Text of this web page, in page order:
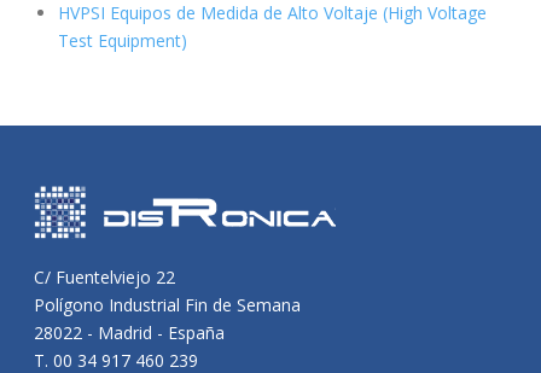
HVPSI Equipos de Medida de Alto Voltaje (High Voltage
Test Equipment)
C/ Fuentelviejo 22
Polígono Industrial Fin de Semana
28022 - Madrid - España
T. 00 34 917 460 239